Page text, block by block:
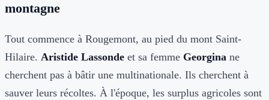
montagne
Tout commence à Rougemont, au pied du mont Saint-
Hilaire. Aristide Lassonde et sa femme Georgina ne
cherchent pas à bâtir une multinationale. Ils cherchent à
sauver leurs récoltes. À l'époque, les surplus agricoles sont